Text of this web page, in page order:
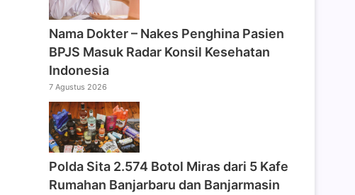
Nama Dokter – Nakes Penghina Pasien
BPJS Masuk Radar Konsil Kesehatan
Indonesia
7 Agustus 2026
Polda Sita 2.574 Botol Miras dari 5 Kafe
Rumahan Banjarbaru dan Banjarmasin